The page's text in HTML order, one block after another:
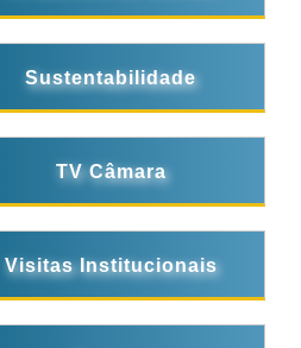
Sustentabilidade
TV Câmara
Visitas Institucionais